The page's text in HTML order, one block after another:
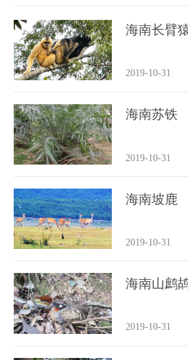
海南长臂
2019-10-31
海南苏铁
2019-10-31
海南坡鹿
2019-10-31
海南山鹧
2019-10-31